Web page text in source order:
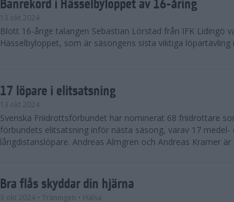
Banrekord i Hässelbyloppet av 16-åring
13 okt 2024
Blott 16-årige talangen Sebastian Lörstad från IFK Lidingö
Hässelbyloppet, som är säsongens sista viktiga löpartävling
17 löpare i elitsatsning
13 okt 2024
Svenska Friidrottsförbundet har nominerat 68 friidrottare
förbundets elitsatsning inför nästa säsong, varav 17 medel-
långdistanslöpare. Andreas Almgren och Andreas Kramer är
Bra flås skyddar din hjärna
3 okt 2024 • Träningen • Hälsa